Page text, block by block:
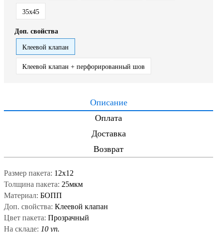
35x45
Доп. свойства
Клеевой клапан
Клеевой клапан + перфорированный шов
Описание
Оплата
Доставка
Возврат
Размер пакета: 12x12
Толщина пакета: 25мкм
Материал: БОПП
Доп. свойства: Клеевой клапан
Цвет пакета: Прозрачный
На складе: 10 уп.